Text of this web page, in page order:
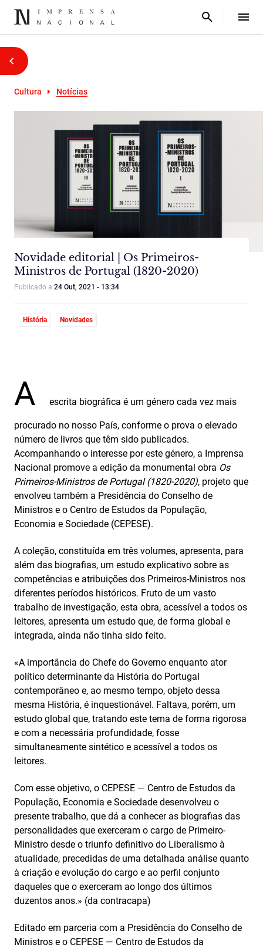
Cultura Notícias
Novidade editorial | Os Primeiros-
Ministros de Portugal (1820-2020)
Publicado a 24 Out, 2021 - 13:34
História Novidades
A escrita biográfica é um género cada vez mais
procurado no nosso País, conforme o prova o elevado
número de livros que têm sido publicados.
Acompanhando o interesse por este género, a Imprensa
Nacional promove a edição da monumental obra Os
Primeiros-Ministros de Portugal (1820-2020), projeto que
envolveu também a Presidência do Conselho de
Ministros e o Centro de Estudos da População,
Economia e Sociedade (CEPESE).
A coleção, constituída em três volumes, apresenta, para
além das biografias, um estudo explicativo sobre as
competências e atribuições dos Primeiros-Ministros nos
diferentes períodos históricos. Fruto de um vasto
trabalho de investigação, esta obra, acessível a todos os
leitores, apresenta um estudo que, de forma global e
integrada, ainda não tinha sido feito.
«A importância do Chefe do Governo enquanto ator
político determinante da História do Portugal
contemporâneo e, ao mesmo tempo, objeto dessa
mesma História, é inquestionável. Faltava, porém, um
estudo global que, tratando este tema de forma rigorosa
e com a necessária profundidade, fosse
simultaneamente sintético e acessível a todos os
leitores.
Com esse objetivo, o CEPESE — Centro de Estudos da
População, Economia e Sociedade desenvolveu o
presente trabalho, que dá a conhecer as biografias das
personalidades que exerceram o cargo de Primeiro-
Ministro desde o triunfo definitivo do Liberalismo à
atualidade, precedidas de uma detalhada análise quanto
à criação e evolução do cargo e ao perfil conjunto
daqueles que o exerceram ao longo dos últimos
duzentos anos.» (da contracapa)
Editado em parceria com a Presidência do Conselho de
Ministros e o CEPESE — Centro de Estudos da